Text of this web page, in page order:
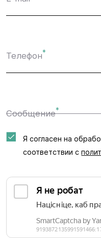
Телефон*
Сообщение*
Я согласен на
соответствии с